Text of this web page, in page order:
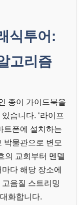
식투어:
고리즘
종이 가이드북을
습니다. ‘라이프
트폰에 설치하는
박물관으로 변모
의 교회부터 멘델
다 해당 장소에
음질 스트리밍
화합니다.